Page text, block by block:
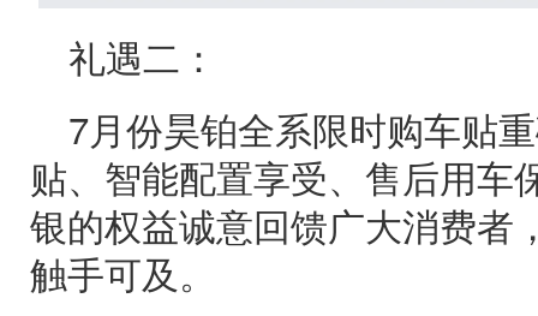
礼遇二：
7月份昊铂全系限时购车贴
贴、智能配置享受、售后用车
银的权益诚意回馈广大消费者
触手可及。